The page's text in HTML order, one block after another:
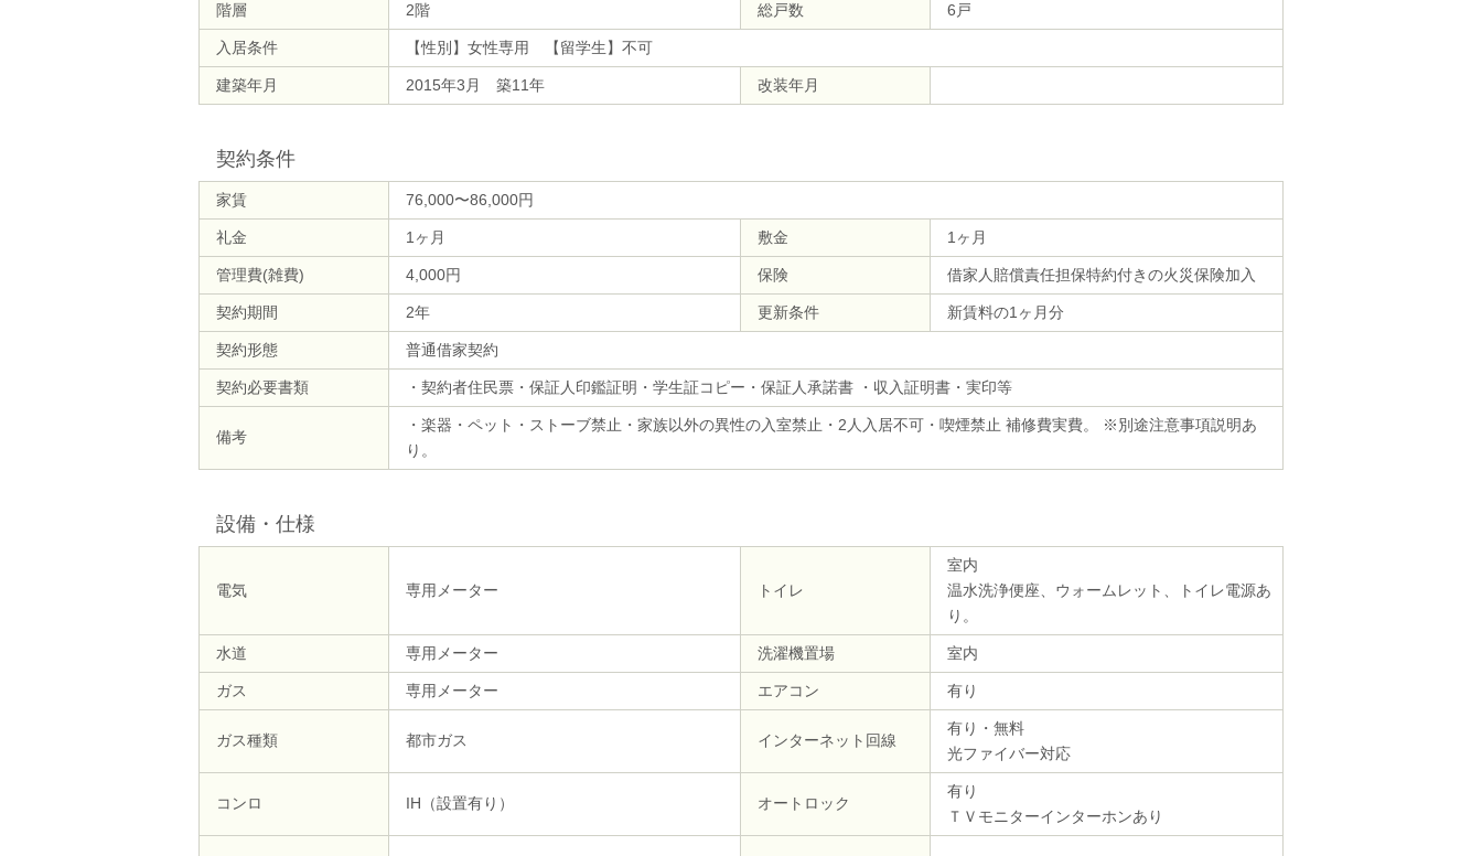
階層 2階 総戸数 6戸
入居条件 【性別】女性専用 【留学生】不可
建築年月 2015年3月 築11年 改装年月
契約条件
家賃 76,000〜86,000円
礼金 1ヶ月 敷金 1ヶ月
管理費(雑費) 4,000円 保険 借家人賠償責任担保特約付きの火災保険加入
契約期間 2年 更新条件 新賃料の1ヶ月分
契約形態 普通借家契約
契約必要書類 ・契約者住民票・保証人印鑑証明・学生証コピー・保証人承諾書 ・収入証明書・実印等
備考
・楽器・ペット・ストーブ禁止・家族以外の異性の入室禁止・2人入居不可・喫煙禁止 補修費実費。 ※別途注意事項説明あ
り。
設備・仕様
電気 専用メーター トイレ
室内
温水洗浄便座、ウォームレット、トイレ電源あ
り。
水道 専用メーター 洗濯機置場 室内
ガス 専用メーター エアコン 有り
ガス種類 都市ガス インターネット回線
有り・無料
光ファイバー対応
コンロ IH（設置有り） オートロック
有り
ＴＶモニターインターホンあり